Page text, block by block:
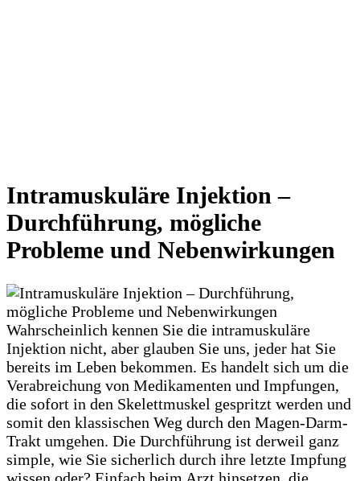
Intramuskuläre Injektion –
Durchführung, mögliche
Probleme und Nebenwirkungen
Wahrscheinlich kennen Sie die intramuskuläre
Injektion nicht, aber glauben Sie uns, jeder hat Sie
bereits im Leben bekommen. Es handelt sich um die
Verabreichung von Medikamenten und Impfungen,
die sofort in den Skelettmuskel gespritzt werden und
somit den klassischen Weg durch den Magen-Darm-
Trakt umgehen. Die Durchführung ist derweil ganz
simple, wie Sie sicherlich durch ihre letzte Impfung